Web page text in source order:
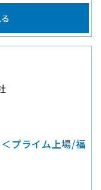
プライム上場/福